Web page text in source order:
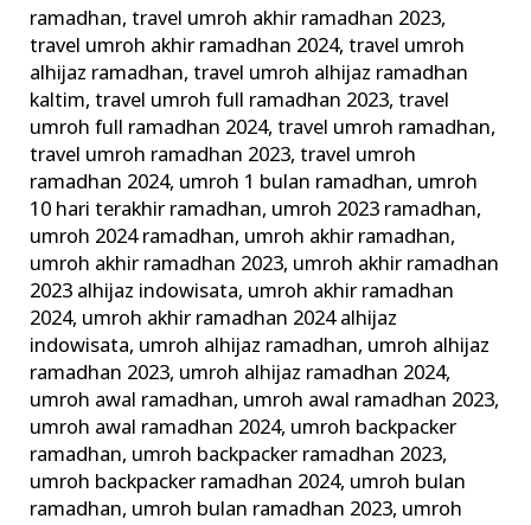
ramadhan,travel umroh akhir ramadhan 2023,
travel umroh akhir ramadhan 2024,travel umroh
alhijaz ramadhan,travel umroh alhijaz ramadhan
kaltim,travel umroh full ramadhan 2023,travel
umroh full ramadhan 2024,travel umroh ramadhan,
travel umroh ramadhan 2023,travel umroh
ramadhan 2024, umroh 1 bulan ramadhan, umroh
10 hari terakhir ramadhan, umroh 2023 ramadhan,
umroh 2024 ramadhan, umroh akhir ramadhan,
umroh akhir ramadhan 2023, umroh akhir ramadhan
2023 alhijaz indowisata, umroh akhir ramadhan
2024, umroh akhir ramadhan 2024 alhijaz
indowisata, umroh alhijaz ramadhan, umroh alhijaz
ramadhan 2023, umroh alhijaz ramadhan 2024,
umroh awal ramadhan, umroh awal ramadhan 2023,
umroh awal ramadhan 2024, umroh backpacker
ramadhan, umroh backpacker ramadhan 2023,
umroh backpacker ramadhan 2024, umroh bulan
ramadhan, umroh bulan ramadhan 2023, umroh